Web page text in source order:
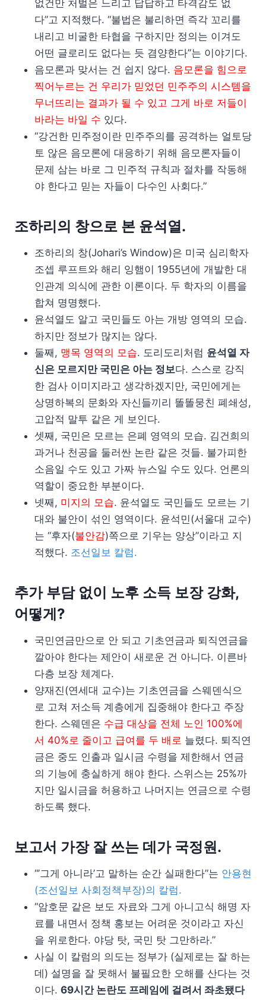
없건만 처벌은 느리고 답답하고 타격감도 없
다”고 지적했다. “불법은 불리하면 즉각 꼬리를
내리고 비굴한 타협을 구하지만 정의는 이겨도
어떤 글로리도 없다는 듯 겸양한다”는 이야기다.
음모론과 맞서는 건 쉽지 않다. 음모론을 힘으로
찍어누르는 건 우리가 믿었던 민주주의 시스템을
무너뜨리는 결과가 될 수 있고 그게 바로 저들이
바라는 바일 수 있다.
“강건한 민주정이란 민주주의를 공격하는 얼토당
토 않은 음모론에 대응하기 위해 음모론자들이
문제 삼는 바로 그 민주적 규칙과 절차를 작동해
야 한다고 믿는 자들이 다수인 사회다.”
조하리의 창으로 본 윤석열.
조하리의 창(Johari’s Window)은 미국 심리학자
조셉 루프트와 해리 잉햄이 1955년에 개발한 대
인관계 의식에 관한 이론이다. 두 학자의 이름을
합쳐 명명했다.
윤석열도 알고 국민들도 아는 개방 영역의 모습.
하지만 정보가 많지는 않다.
둘째, 맹목 영역의 모습. 도리도리처럼 윤석열 자
신은 모르지만 국민은 아는 정보다. 스스로 강직
한 검사 이미지라고 생각하겠지만, 국민에게는
상명하복의 문화와 자신들끼리 똘똘뭉친 폐쇄성,
고압적 말투 같은 게 보인다.
셋째, 국민은 모르는 은폐 영역의 모습. 김건희의
과거나 천공을 둘러싼 논란 같은 것들. 불가피한
소음일 수도 있고 가짜 뉴스일 수도 있다. 언론의
역할이 중요한 부분이다.
넷째, 미지의 모습. 윤석열도 국민들도 모르는 기
대와 불안이 섞인 영역이다. 윤석민(서울대 교수)
는 “후자(불안감)쪽으로 기우는 양상”이라고 지
적했다. 조선일보 칼럼.
추가 부담 없이 노후 소득 보장 강화,
어떻게?
국민연금만으로 안 되고 기초연금과 퇴직연금을
깔아야 한다는 제안이 새로운 건 아니다. 이른바
다층 보장 체계다.
양재진(연세대 교수)는 기초연금을 스웨덴식으
로 고쳐 저소득 계층에게 집중해야 한다고 주장
한다. 스웨덴은 수급 대상을 전체 노인 100%에
서 40%로 줄이고 급여를 두 배로 늘렸다. 퇴직연
금은 중도 인출과 일시금 수령을 제한해서 연금
의 기능에 충실하게 해야 한다. 스위스는 25%까
지만 일시금을 허용하고 나머지는 연금으로 수령
하도록 했다.
보고서 가장 잘 쓰는 데가 국정원.
“’그게 아니라’고 말하는 순간 실패한다”는 안용현
(조선일보 사회정책부장)의 칼럼.
“암호문 같은 보도 자료와 그게 아니고식 해명 자
료를 내면서 정책 홍보는 어려운 것이라고 자신
을 위로한다. 야당 탓, 국민 탓 그만하라.”
사실 이 칼럼의 의도는 정부가 (실제로는 잘 하는
데) 설명을 잘 못해서 불필요한 오해를 산다는 것
이다. 69시간 논란도 프레임에 걸려서 좌초됐다